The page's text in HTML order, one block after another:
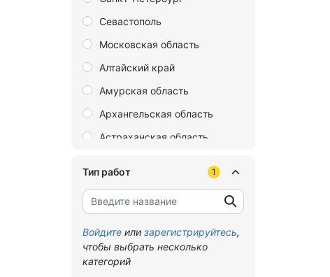
Севастополь
Московская область
Алтайский край
Амурская область
Архангельская область
Астраханская область
Брянская область
Владимирская область
Волгоградская область
Тип работ 1
Войдите или зарегистрируйтесь,
чтобы выбрать несколько
категорий